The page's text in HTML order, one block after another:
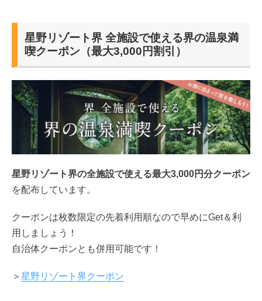
星野リゾート界 全施設で使える界の温泉満
喫クーポン（最大3,000円割引）
星野リゾート界の全施設で使える最大3,000円分クーポン
を配布しています。
クーポンは枚数限定の先着利用順なので早めにGet＆利
用しましょう！
自治体クーポンとも併用可能です！
＞ 星野リゾート界クーポン